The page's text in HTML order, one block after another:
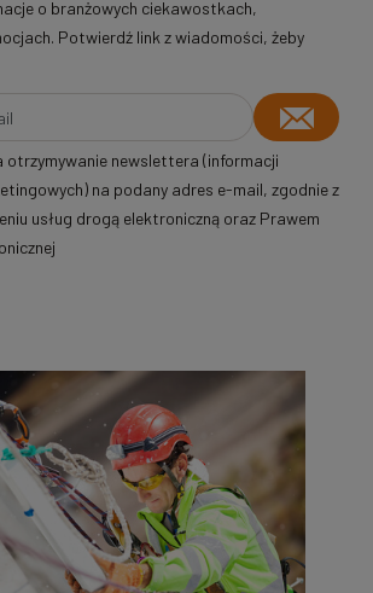
o branżowych ciekawostkach,
Potwierdź link z wiadomości, żeby
otrzymywanie newslettera (informacji
na podany adres e-mail, zgodnie z
usług drogą elektroniczną oraz Prawem